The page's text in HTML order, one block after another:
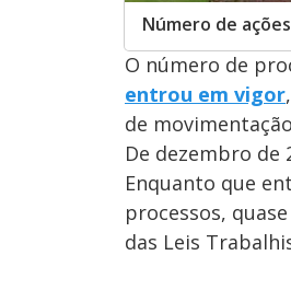
Número de
O número de
entrou em vigor
de
De dezembro de
Enquanto que
processos,
das Leis